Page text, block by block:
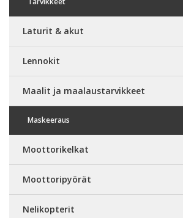
Laturit & akut
Lennokit
Maalit ja maalaustarvikkeet
Maskeeraus
Moottorikelkat
Moottoripyörät
Nelikopterit